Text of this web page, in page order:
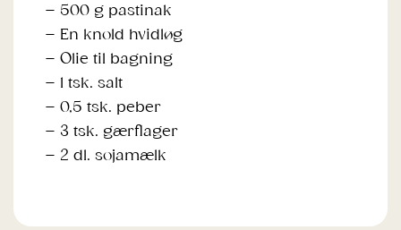
– 500 g pastinak
– En knold hvidløg
– Olie til bagning
– 1 tsk. salt
– 0,5 tsk. peber
– 3 tsk. gærflager
– 2 dl. sojamælk